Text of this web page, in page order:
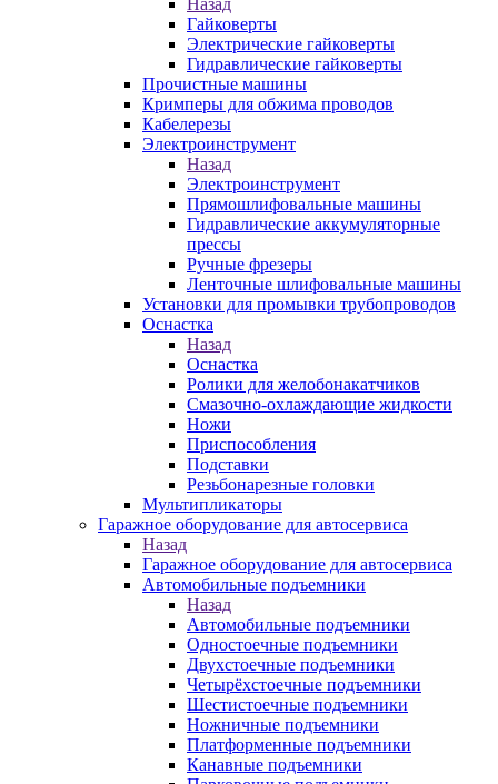
Назад
Гайковерты
Электрические гайковерты
Гидравлические гайковерты
Прочистные машины
Кримперы для обжима проводов
Кабелерезы
Электроинструмент
Назад
Электроинструмент
Прямошлифовальные машины
Гидравлические аккумуляторные
прессы
Ручные фрезеры
Ленточные шлифовальные машины
Установки для промывки трубопроводов
Оснастка
Назад
Оснастка
Ролики для желобонакатчиков
Смазочно-охлаждающие жидкости
Ножи
Приспособления
Подставки
Резьбонарезные головки
Мультипликаторы
Гаражное оборудование для автосервиса
Назад
Гаражное оборудование для автосервиса
Автомобильные подъемники
Назад
Автомобильные подъемники
Одностоечные подъемники
Двухстоечные подъемники
Четырёхстоечные подъемники
Шестистоечные подъемники
Ножничные подъемники
Платформенные подъемники
Канавные подъемники